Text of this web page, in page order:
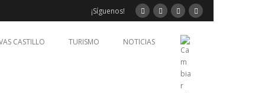
¡Síguenos!
CASTILLO TURISMO NOTICIAS